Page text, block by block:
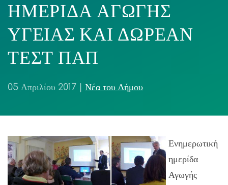
ΗΜΕΡΙΔΑ ΑΓΩΓΗΣ
ΥΓΕΙΑΣ ΚΑΙ ΔΩΡΕΑΝ
ΤΕΣΤ ΠΑΠ
05 Απριλίου 2017 Νέα του Δήμου
Ενημερωτική
ημερίδα
Αγωγής